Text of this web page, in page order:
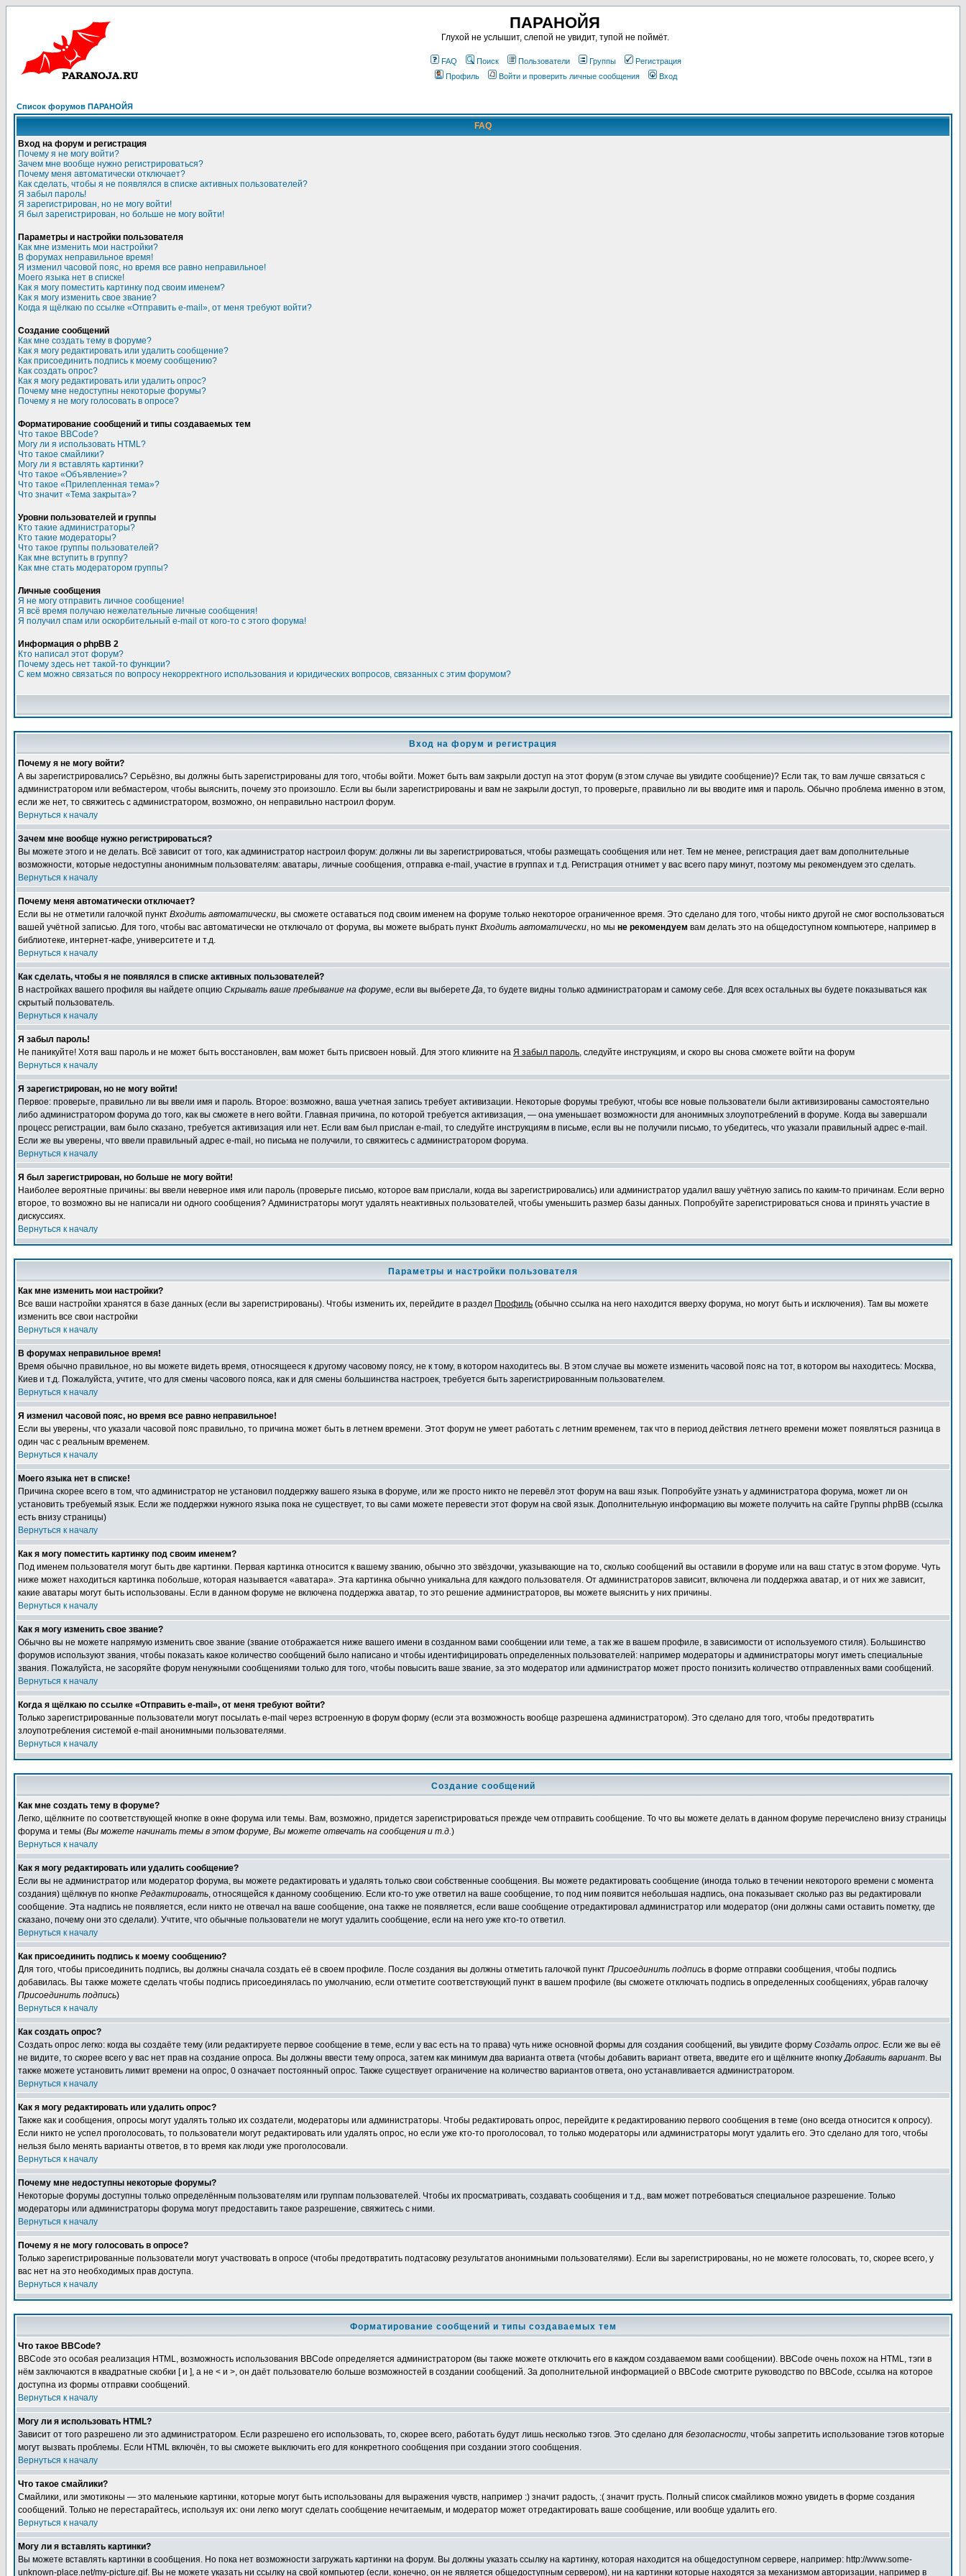
ПАРАНОЙЯ
Глухой не услышит, слепой не увидит, тупой не поймёт.
FAQ Поиск Пользователи Группы
Регистрация
Профиль
Войти и проверить личные сообщения Вход
Список форумов ПАРАНОЙЯ
FAQ
Вход на форум и регистрация
Почему я не могу войти?
Зачем мне вообще нужно регистрироваться?
Почему меня автоматически отключает?
Как сделать, чтобы я не появлялся в списке активных пользователей?
Я забыл пароль!
Я зарегистрирован, но не могу войти!
Я был зарегистрирован, но больше не могу войти!
Параметры и настройки пользователя
Как мне изменить мои настройки?
В форумах неправильное время!
Я изменил часовой пояс, но время все равно неправильное!
Моего языка нет в списке!
Как я могу поместить картинку под своим именем?
Как я могу изменить свое звание?
Когда я щёлкаю по ссылке «Отправить e-mail», от меня требуют войти?
Создание сообщений
Как мне создать тему в форуме?
Как я могу редактировать или удалить сообщение?
Как присоединить подпись к моему сообщению?
Как создать опрос?
Как я могу редактировать или удалить опрос?
Почему мне недоступны некоторые форумы?
Почему я не могу голосовать в опросе?
Форматирование сообщений и типы создаваемых тем
Что такое BBCode?
Могу ли я использовать HTML?
Что такое смайлики?
Могу ли я вставлять картинки?
Что такое «Объявление»?
Что такое «Прилепленная тема»?
Что значит «Тема закрыта»?
Уровни пользователей и группы
Кто такие администраторы?
Кто такие модераторы?
Что такое группы пользователей?
Как мне вступить в группу?
Как мне стать модератором группы?
Личные сообщения
Я не могу отправить личное сообщение!
Я всё время получаю нежелательные личные сообщения!
Я получил спам или оскорбительный e-mail от кого-то с этого форума!
Информация о phpBB 2
Кто написал этот форум?
Почему здесь нет такой-то функции?
С кем можно связаться по вопросу некорректного использования и юридических вопросов, связанных с этим форумом?
Вход на форум и регистрация
Почему я не могу войти?
А вы зарегистрировались? Серьёзно, вы должны быть зарегистрированы для того, чтобы войти. Может быть вам закрыли доступ на этот форум (в этом случае вы увидите сообщение)? Если так, то вам лучше связаться с
администратором или вебмастером, чтобы выяснить, почему это произошло. Если вы были зарегистрированы и вам не закрыли доступ, то проверьте, правильно ли вы вводите имя и пароль. Обычно проблема именно в этом,
если же нет, то свяжитесь с администратором, возможно, он неправильно настроил форум.
Вернуться к началу
Зачем мне вообще нужно регистрироваться?
Вы можете этого и не делать. Всё зависит от того, как администратор настроил форум: должны ли вы зарегистрироваться, чтобы размещать сообщения или нет. Тем не менее, регистрация дает вам дополнительные
возможности, которые недоступны анонимным пользователям: аватары, личные сообщения, отправка e-mail, участие в группах и т.д. Регистрация отнимет у вас всего пару минут, поэтому мы рекомендуем это сделать.
Вернуться к началу
Почему меня автоматически отключает?
Если вы не отметили галочкой пункт Входить автоматически, вы сможете оставаться под своим именем на форуме только некоторое ограниченное время. Это сделано для того, чтобы никто другой не смог воспользоваться
вашей учётной записью. Для того, чтобы вас автоматически не отключало от форума, вы можете выбрать пункт Входить автоматически, но мы не рекомендуем вам делать это на общедоступном компьютере, например в
библиотеке, интернет-кафе, университете и т.д.
Вернуться к началу
Как сделать, чтобы я не появлялся в списке активных пользователей?
В настройках вашего профиля вы найдете опцию Скрывать ваше пребывание на форуме, если вы выберетеДа, то будете видны только администраторам и самому себе. Для всех остальных вы будете показываться как
скрытый пользователь.
Вернуться к началу
Я забыл пароль!
Не паникуйте! Хотя ваш пароль и не может быть восстановлен, вам может быть присвоен новый. Для этого кликните на Я забыл пароль, следуйте инструкциям, и скоро вы снова сможете войти на форум
Вернуться к началу
Я зарегистрирован, но не могу войти!
Первое: проверьте, правильно ли вы ввели имя и пароль. Второе: возможно, ваша учетная запись требует активизации. Некоторые форумы требуют, чтобы все новые пользователи были активизированы самостоятельно
либо администратором форума до того, как вы сможете в него войти. Главная причина, по которой требуется активизация, — она уменьшает возможности для анонимных злоупотреблений в форуме. Когда вы завершали
процесс регистрации, вам было сказано, требуется активизация или нет. Если вам был прислан e-mail, то следуйте инструкциям в письме, если вы не получили письмо, то убедитесь, что указали правильный адрес e-mail.
Если же вы уверены, что ввели правильный адрес e-mail, но письма не получили, то свяжитесь с администратором форума.
Вернуться к началу
Я был зарегистрирован, но больше не могу войти!
Наиболее вероятные причины: вы ввели неверное имя или пароль (проверьте письмо, которое вам прислали, когда вы зарегистрировались) или администратор удалил вашу учётную запись по каким-то причинам. Если верно
второе, то возможно вы не написали ни одного сообщения? Администраторы могут удалять неактивных пользователей, чтобы уменьшить размер базы данных. Попробуйте зарегистрироваться снова и принять участие в
дискуссиях.
Вернуться к началу
Параметры и настройки пользователя
Как мне изменить мои настройки?
Все ваши настройки хранятся в базе данных (если вы зарегистрированы). Чтобы изменить их, перейдите в раздел Профиль (обычно ссылка на него находится вверху форума, но могут быть и исключения). Там вы можете
изменить все свои настройки
Вернуться к началу
В форумах неправильное время!
Время обычно правильное, но вы можете видеть время, относящееся к другому часовому поясу, не к тому, в котором находитесь вы. В этом случае вы можете изменить часовой пояс на тот, в котором вы находитесь: Москва,
Киев и т.д. Пожалуйста, учтите, что для смены часового пояса, как и для смены большинства настроек, требуется быть зарегистрированным пользователем.
Вернуться к началу
Я изменил часовой пояс, но время все равно неправильное!
Если вы уверены, что указали часовой пояс правильно, то причина может быть в летнем времени. Этот форум не умеет работать с летним временем, так что в период действия летнего времени может появляться разница в
один час с реальным временем.
Вернуться к началу
Моего языка нет в списке!
Причина скорее всего в том, что администратор не установил поддержку вашего языка в форуме, или же просто никто не перевёл этот форум на ваш язык. Попробуйте узнать у администратора форума, может ли он
установить требуемый язык. Если же поддержки нужного языка пока не существует, то вы сами можете перевести этот форум на свой язык. Дополнительную информацию вы можете получить на сайте Группы phpBB (ссылка
есть внизу страницы)
Вернуться к началу
Как я могу поместить картинку под своим именем?
Под именем пользователя могут быть две картинки. Первая картинка относится к вашему званию, обычно это звёздочки, указывающие на то, сколько сообщений вы оставили в форуме или на ваш статус в этом форуме. Чуть
ниже может находиться картинка побольше, которая называется «аватара». Эта картинка обычно уникальна для каждого пользователя. От администраторов зависит, включена ли поддержка аватар, и от них же зависит,
какие аватары могут быть использованы. Если в данном форуме не включена поддержка аватар, то это решение администраторов, вы можете выяснить у них причины.
Вернуться к началу
Как я могу изменить свое звание?
Обычно вы не можете напрямую изменить свое звание (звание отображается ниже вашего имени в созданном вами сообщении или теме, а так же в вашем профиле, в зависимости от используемого стиля). Большинство
форумов используют звания, чтобы показать какое количество сообщений было написано и чтобы идентифицировать определенных пользователей: например модераторы и администраторы могут иметь специальные
звания. Пожалуйста, не засоряйте форум ненужными сообщениями только для того, чтобы повысить ваше звание, за это модератор или администратор может просто понизить количество отправленных вами сообщений.
Вернуться к началу
Когда я щёлкаю по ссылке «Отправить e-mail», от меня требуют войти?
Только зарегистрированные пользователи могут посылать e-mail через встроенную в форум форму (если эта возможность вообще разрешена администратором). Это сделано для того, чтобы предотвратить
злоупотребления системой e-mail анонимными пользователями.
Вернуться к началу
Создание сообщений
Как мне создать тему в форуме?
Легко, щёлкните по соответствующей кнопке в окне форума или темы. Вам, возможно, придется зарегистрироваться прежде чем отправить сообщение. То что вы можете делать в данном форуме перечислено внизу страницы
форума и темы (Вы можете начинать темы в этом форуме, Вы можете отвечать на сообщения и т.д.)
Вернуться к началу
Как я могу редактировать или удалить сообщение?
Если вы не администратор или модератор форума, вы можете редактировать и удалять только свои собственные сообщения. Вы можете редактировать сообщение (иногда только в течении некоторого времени с момента
создания) щёлкнув по кнопке Редактировать, относящейся к данному сообщению. Если кто-то уже ответил на ваше сообщение, то под ним появится небольшая надпись, она показывает сколько раз вы редактировали
сообщение. Эта надпись не появляется, если никто не отвечал на ваше сообщение, она также не появляется, если ваше сообщение отредактировал администратор или модератор (они должны сами оставить пометку, где
сказано, почему они это сделали). Учтите, что обычные пользователи не могут удалить сообщение, если на него уже кто-то ответил.
Вернуться к началу
Как присоединить подпись к моему сообщению?
Для того, чтобы присоединить подпись, вы должны сначала создать её в своем профиле. После создания вы должны отметить галочкой пункт Присоединить подпись в форме отправки сообщения, чтобы подпись
добавилась. Вы также можете сделать чтобы подпись присоединялась по умолчанию, если отметите соответствующий пункт в вашем профиле (вы сможете отключать подпись в определенных сообщениях, убрав галочку
Присоединить подпись)
Вернуться к началу
Как создать опрос?
Создать опрос легко: когда вы создаёте тему (или редактируете первое сообщение в теме, если у вас есть на то права) чуть ниже основной формы для создания сообщений, вы увидите форму Создать опрос. Если же вы её
не видите, то скорее всего у вас нет прав на создание опроса. Вы должны ввести тему опроса, затем как минимум два варианта ответа (чтобы добавить вариант ответа, введите его и щёлкните кнопкуДобавить вариант. Вы
также можете установить лимит времени на опрос, 0 означает постоянный опрос. Также существует ограничение на количество вариантов ответа, оно устанавливается администратором.
Вернуться к началу
Как я могу редактировать или удалить опрос?
Также как и сообщения, опросы могут удалять только их создатели, модераторы или администраторы. Чтобы редактировать опрос, перейдите к редактированию первого сообщения в теме (оно всегда относится к опросу).
Если никто не успел проголосовать, то пользователи могут редактировать или удалять опрос, но если уже кто-то проголосовал, то только модераторы или администраторы могут удалить его. Это сделано для того, чтобы
нельзя было менять варианты ответов, в то время как люди уже проголосовали.
Вернуться к началу
Почему мне недоступны некоторые форумы?
Некоторые форумы доступны только определённым пользователям или группам пользователей. Чтобы их просматривать, создавать сообщения и т.д., вам может потребоваться специальное разрешение. Только
модераторы или администраторы форума могут предоставить такое разрешение, свяжитесь с ними.
Вернуться к началу
Почему я не могу голосовать в опросе?
Только зарегистрированные пользователи могут участвовать в опросе (чтобы предотвратить подтасовку результатов анонимными пользователями). Если вы зарегистрированы, но не можете голосовать, то, скорее всего, у
вас нет на это необходимых прав доступа.
Вернуться к началу
Форматирование сообщений и типы создаваемых тем
Что такое BBCode?
BBCode это особая реализация HTML, возможность использования BBCode определяется администратором (вы также можете отключить его в каждом создаваемом вами сообщении). BBCode очень похож на HTML, тэги в
нём заключаются в квадратные скобки [ и ], а не < и >, он даёт пользователю больше возможностей в создании сообщений. За дополнительной информацией о BBCode смотрите руководство по BBCode, ссылка на которое
доступна из формы отправки сообщений.
Вернуться к началу
Могу ли я использовать HTML?
Зависит от того разрешено ли это администратором. Если разрешено его использовать, то, скорее всего, работать будут лишь несколько тэгов. Это сделано для безопасности, чтобы запретить использование тэгов которые
могут вызвать проблемы. Если HTML включён, то вы сможете выключить его для конкретного сообщения при создании этого сообщения.
Вернуться к началу
Что такое смайлики?
Смайлики, или эмотиконы — это маленькие картинки, которые могут быть использованы для выражения чувств, например :) значит радость, :( значит грусть. Полный список смайликов можно увидеть в форме создания
сообщений. Только не перестарайтесь, используя их: они легко могут сделать сообщение нечитаемым, и модератор может отредактировать ваше сообщение, или вообще удалить его.
Вернуться к началу
Могу ли я вставлять картинки?
Вы можете вставлять картинки в сообщения. Но пока нет возможности загружать картинки на форум. Вы должны указать ссылку на картинку, которая находится на общедоступном сервере, например: http://www.some-
unknown-place.net/my-picture.gif. Вы не можете указать ни ссылку на свой компьютер (если, конечно, он не является общедоступным сервером), ни на картинки которые находятся за механизмом авторизации, например в